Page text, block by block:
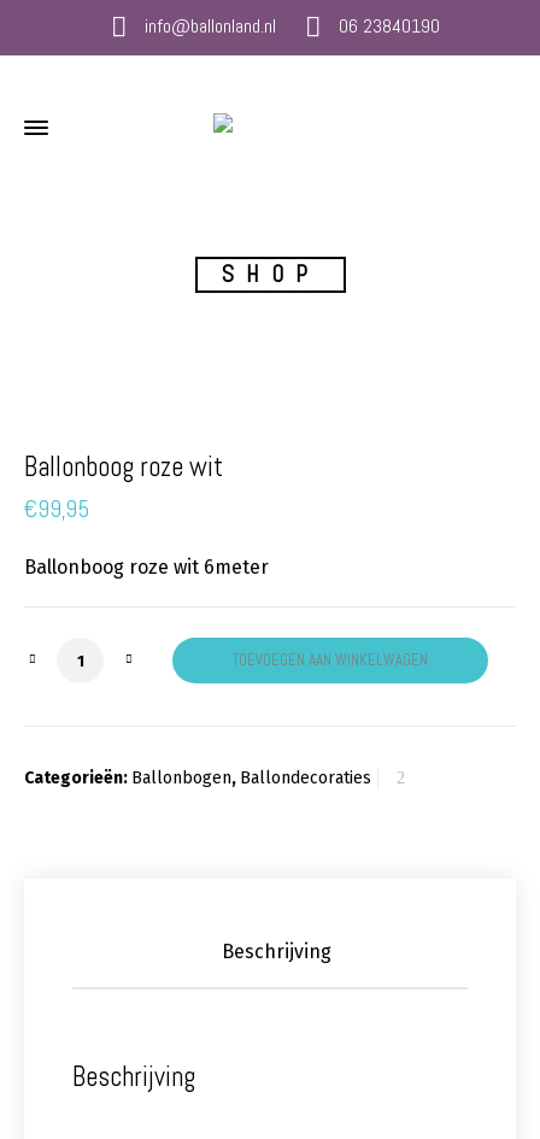
info@ballonland.nl 06 23840190
SHOP
Ballonboog roze wit
€99,95
Ballonboog roze wit 6meter
Ballonboog roze wit aantalTOEVOEGEN AAN WINKELWAGEN
Categorieën: Ballonbogen, Ballondecoraties
Beschrijving
Beschrijving